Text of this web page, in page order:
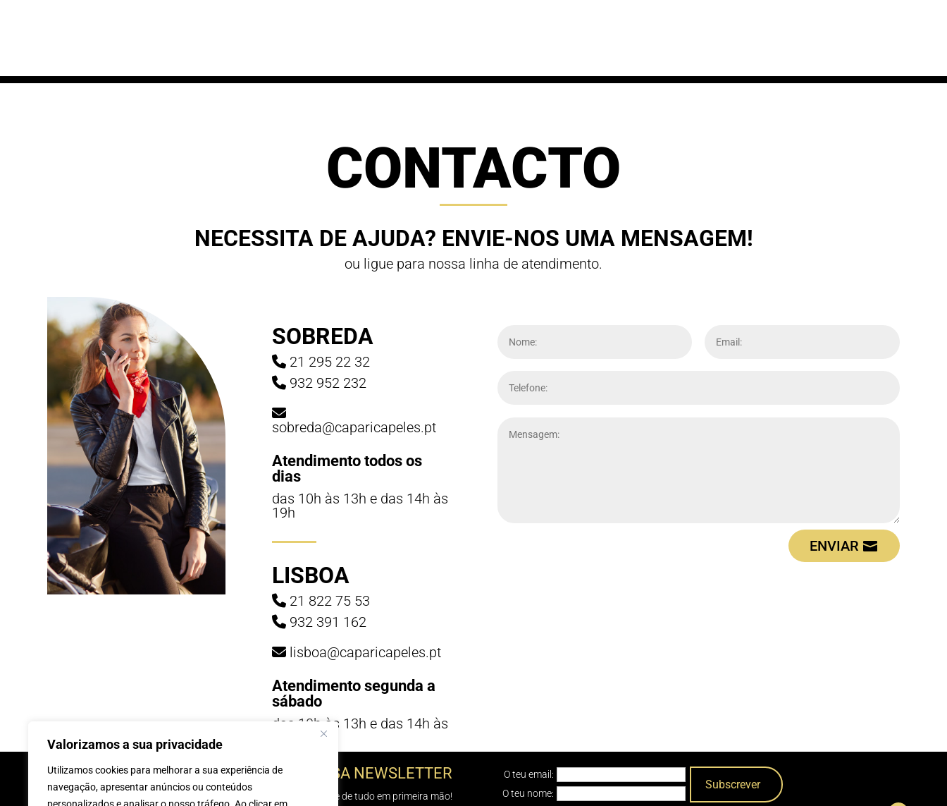
Valorizamos a sua privacidade
Utilizamos cookies para melhorar a sua experiência de
navegação, apresentar anúncios ou conteúdos
CONTACTO
NECESSITA DE AJUDA? ENVIE-NOS UMA MENSAGEM!
ou ligue para nossa linha de atendimento.
SOBREDA
21 295 22 32
932 952 232
sobreda@caparicapeles.pt
Atendimento todos os
dias
das 10h às 13h e das 14h às
19h
LISBOA
21 822 75 53
932 391 162
lisboa@caparicapeles.pt
Atendimento segunda a
sábado
das 10h às 13h e das 14h às
ENVIAR
INSCREVE-TE Á NOSSA NEWSLETTER
e sabe de tudo em primeira mão!
O teu email:
O teu nome: